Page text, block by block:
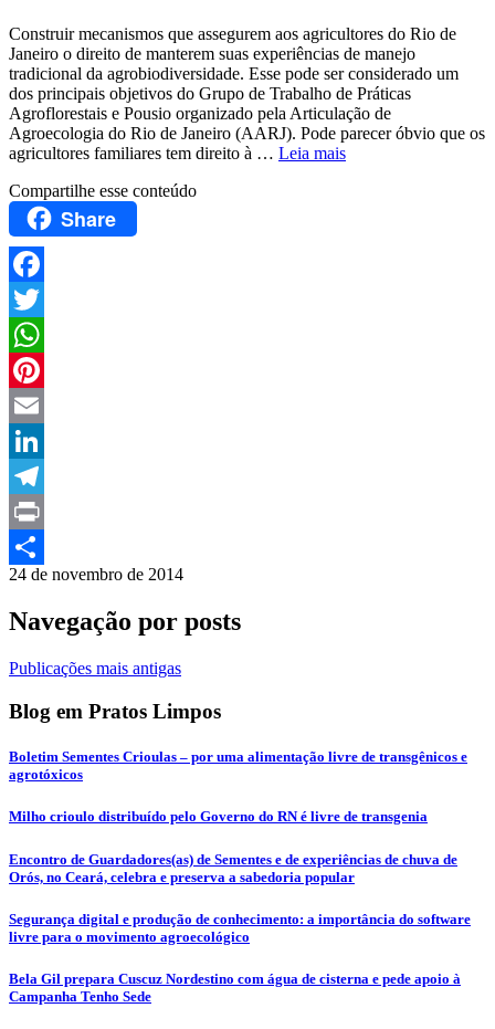
Construir mecanismos que assegurem aos agricultores do Rio de
Janeiro o direito de manterem suas experiências de manejo
tradicional da agrobiodiversidade. Esse pode ser considerado um
dos principais objetivos do Grupo de Trabalho de Práticas
Agroflorestais e Pousio organizado pela Articulação de
Agroecologia do Rio de Janeiro (AARJ). Pode parecer óbvio que os
agricultores familiares tem direito à … Leia mais
Compartilhe esse conteúdo
Share
Facebook
Twitter
WhatsApp
Pinterest
Email
LinkedIn
Telegram
Print
Compartilhar
24 de novembro de 2014
Navegação por posts
Publicações mais antigas
Blog em Pratos Limpos
Boletim Sementes Crioulas – por uma alimentação livre de transgênicos e
agrotóxicos
Milho crioulo distribuído pelo Governo do RN é livre de transgenia
Encontro de Guardadores(as) de Sementes e de experiências de chuva de
Orós, no Ceará, celebra e preserva a sabedoria popular
Segurança digital e produção de conhecimento: a importância do software
livre para o movimento agroecológico
Bela Gil prepara Cuscuz Nordestino com água de cisterna e pede apoio à
Campanha Tenho Sede